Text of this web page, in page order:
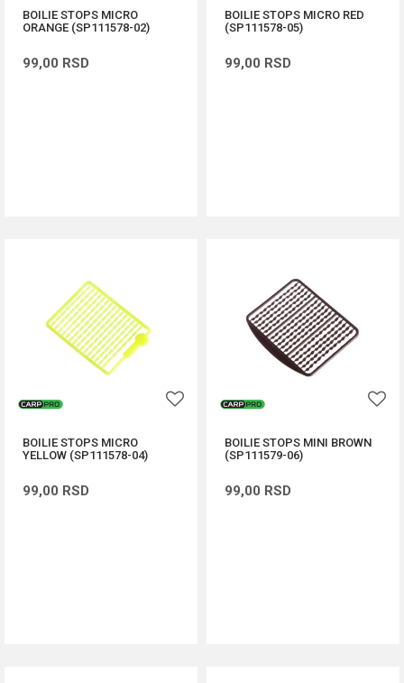
BOILIE STOPS MICRO
ORANGE (SP111578-02)
99,00 RSD
BOILIE STOPS MICRO RED
(SP111578-05)
99,00 RSD
BOILIE STOPS MICRO
YELLOW (SP111578-04)
99,00 RSD
BOILIE STOPS MINI BROWN
(SP111579-06)
99,00 RSD